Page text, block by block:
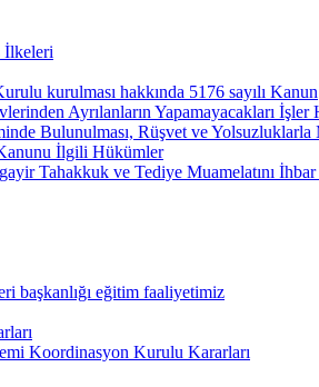
İlkeleri
kurulması hakkında 5176 sayılı Kanun
Ayrılanların Yapamayacakları İşler
Bulunulması, Rüşvet ve
İlgili Hükümler
Tahakkuk ve Tediye Muamelatını
başkanlığı eğitim faaliyetimiz
Koordinasyon Kurulu Kararları